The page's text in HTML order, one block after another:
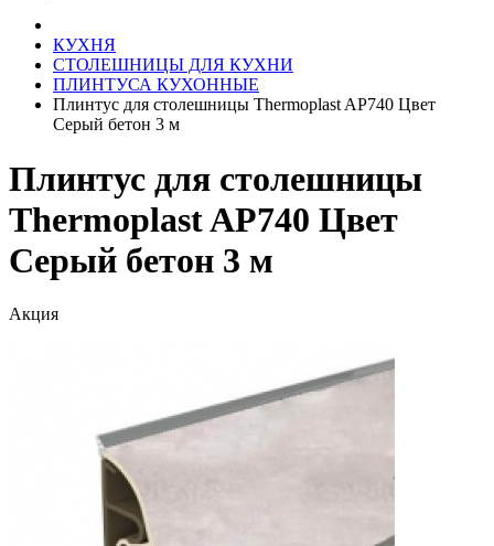
КУХНЯ
СТОЛЕШНИЦЫ ДЛЯ КУХНИ
ПЛИНТУСА КУХОННЫЕ
Плинтус для столешницы Thermoplast AP740 Цвет
Серый бетон 3 м
Плинтус для столешницы
Thermoplast AP740 Цвет
Серый бетон 3 м
Акция